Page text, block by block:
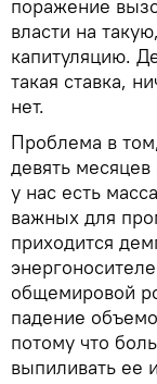
поражение
власти на
капитуляцию.
такая ставка,
нет.
Проблема в
девять
у нас есть
важных для
приходится
общемировой
падение
потому что
выпиливать ее